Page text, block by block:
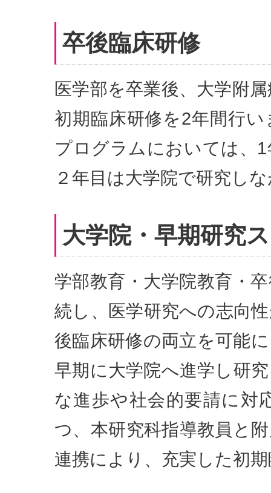
卒後臨床研修
医学部を卒業後、大学附
初期臨床研修を2年間行
プログラムにおいては、
２年目は大学院で研究し
大学院・早期研究
学部教育・大学院教育・
続し、医学研究への志向
後臨床研修の両立を可能
早期に大学院へ進学し研
な進歩や社会的要請に対
つ、本研究科指導教員と
連携により、充実した初